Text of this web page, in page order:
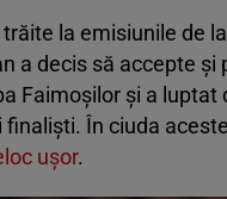
la emisiunile de
a decis să accepte
Faimoșilor și a
În ciuda
ușor.